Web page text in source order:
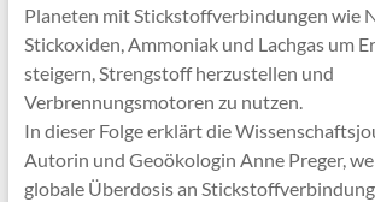
Planeten mit Stickstoffverbindungen wie
Stickoxiden, Ammoniak und Lachgas um
steigern, Strengstoff herzustellen und
Verbrennungsmotoren zu nutzen.
In dieser Folge erklärt die
Autorin und Geoökologin Anne Preger,
globale Überdosis an